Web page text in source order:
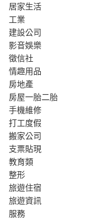
居家生活
工業
建設公司
影音娛樂
徵信社
情趣用品
房地產
房屋一胎二胎
手機維修
打工度假
搬家公司
支票貼現
教育類
整形
旅遊住宿
旅遊資訊
服務